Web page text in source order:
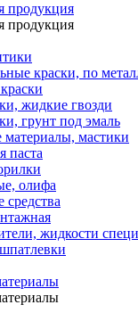
продукция
продукция
краски, по
жидкие гвозди
грунт под эмаль
материалы, мастики
паста
олифа
жидкости